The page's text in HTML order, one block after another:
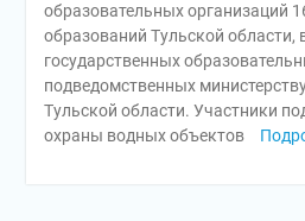
образовательных организаций
образований Тульской области,
государственных
подведомственных
Тульской области. Участники
охраны водных объектов